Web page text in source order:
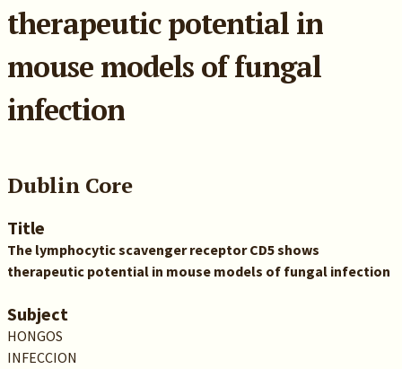
therapeutic potential in
mouse models of fungal
infection
Dublin Core
Title
The lymphocytic scavenger receptor CD5 shows
therapeutic potential in mouse models of fungal infection
Subject
HONGOS
INFECCION